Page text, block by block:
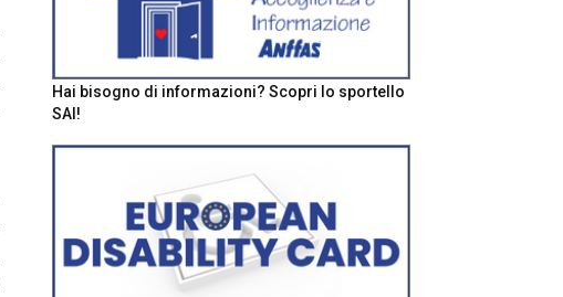
Hai bisogno di informazioni? Scopri lo sportello
SAI!